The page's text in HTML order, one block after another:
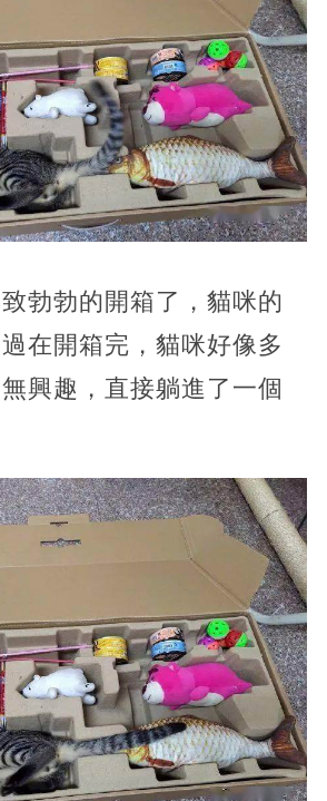
勃勃的開箱了，貓咪的
在開箱完，貓咪好像多
興趣，直接躺進了一個